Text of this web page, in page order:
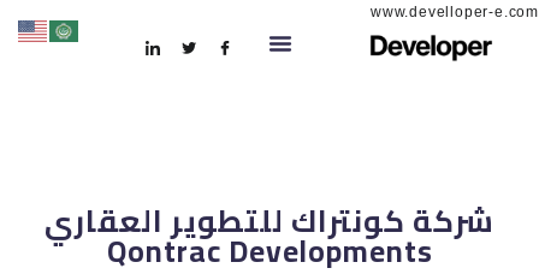
www.develloper-e.com
شركة كونتراك للتطوير العقاري
Qontrac Developments